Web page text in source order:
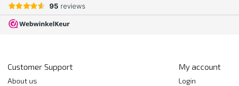
Customer Support
About us
My account
Login